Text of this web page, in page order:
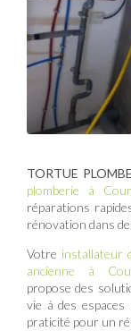
TORTUE
plomberie à
réparations
rénovation dans
Votre installateur
ancienne à
propose des
vie à des
praticité pour un